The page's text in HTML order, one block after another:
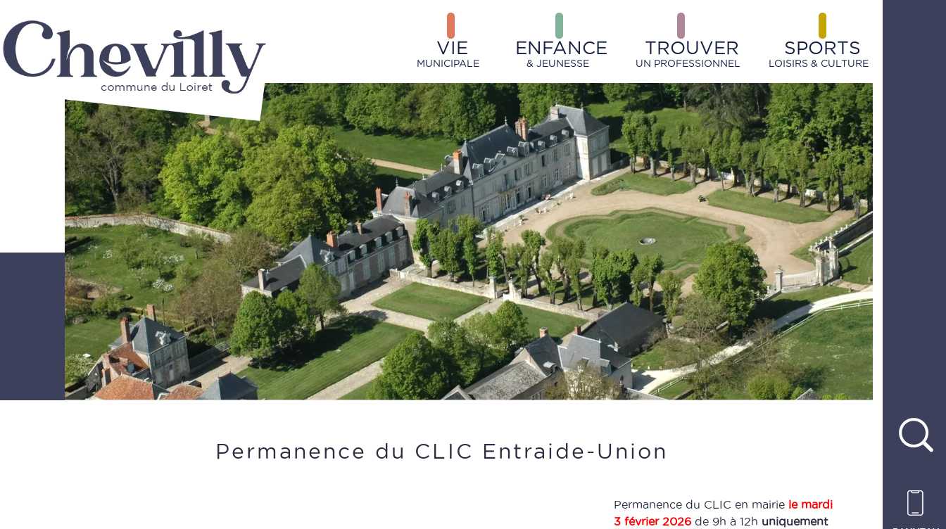
VIE
MUNICIPALE
ENFANCE
& JEUNESSE
TROUVER
UN PROFESSIONNEL
SPORTS
LOISIRS & CULTURE
Permanence du CLIC Entraide-Union
Permanence du CLIC en mairie le mardi
3 février 2026 de 9h à 12h uniquement